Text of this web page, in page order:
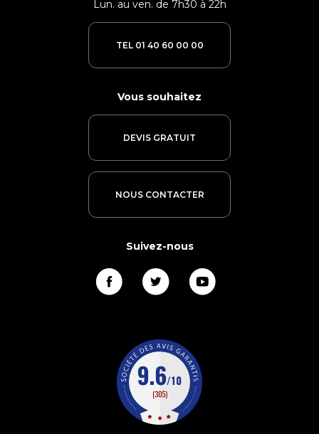
Vous souhaitez
DEVIS GRATUIT
NOUS CONTACTER
Lun. au ven. de 7h30 à 22h
TEL 01 40 60 00 00
Suivez-nous